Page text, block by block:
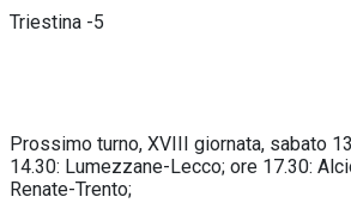
Triestina -5
Prossimo turno, XVIII giornata, sabato
14.30: Lumezzane-Lecco; ore 17.30:
Renate-Trento;